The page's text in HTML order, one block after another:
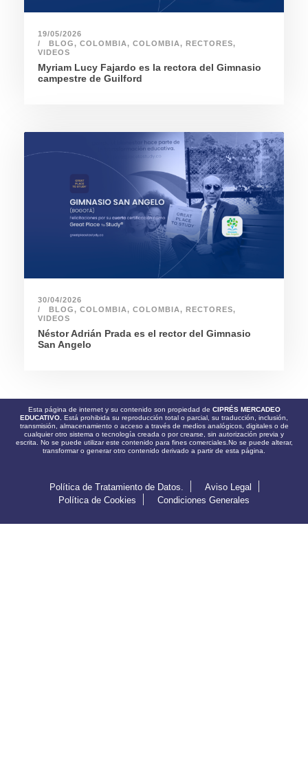
19/05/2026
BLOG, COLOMBIA, COLOMBIA, RECTORES,
VIDEOS
Myriam Lucy Fajardo es la rectora del Gimnasio
campestre de Guilford
30/04/2026
BLOG, COLOMBIA, COLOMBIA, RECTORES,
VIDEOS
Néstor Adrián Prada es el rector del Gimnasio
San Angelo
Esta página de internet y su contenido son propiedad de CIPRÉS MERCADEO
EDUCATIVO. Está prohibida su reproducción total o parcial, su traducción, inclusión,
transmisión, almacenamiento o acceso a través de medios analógicos, digitales o de
cualquier otro sistema o tecnología creada o por crearse, sin autorización previa y
escrita. No se puede utilizar este contenido para fines comerciales.No se puede alterar,
transformar o generar otro contenido derivado a partir de esta página.
Política de Tratamiento de Datos.
Aviso Legal
Política de Cookies
Condiciones Generales